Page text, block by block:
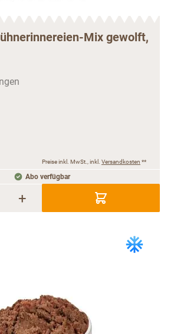
Mix gewolft,
Preise inkl. MwSt., inkl. Versandkosten **
Abo verfügbar
+